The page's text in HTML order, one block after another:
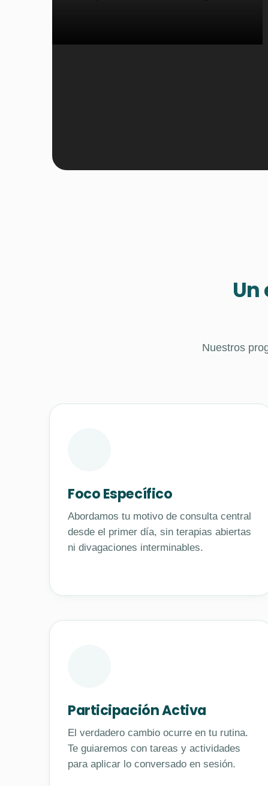
Nuestros
Foco Específico
Abordamos tu motivo de consulta central
desde el primer día, sin terapias abiertas
ni divagaciones interminables.
Participación Activa
El verdadero cambio ocurre en tu rutina.
Te guiaremos con tareas y actividades
para aplicar lo conversado en sesión.